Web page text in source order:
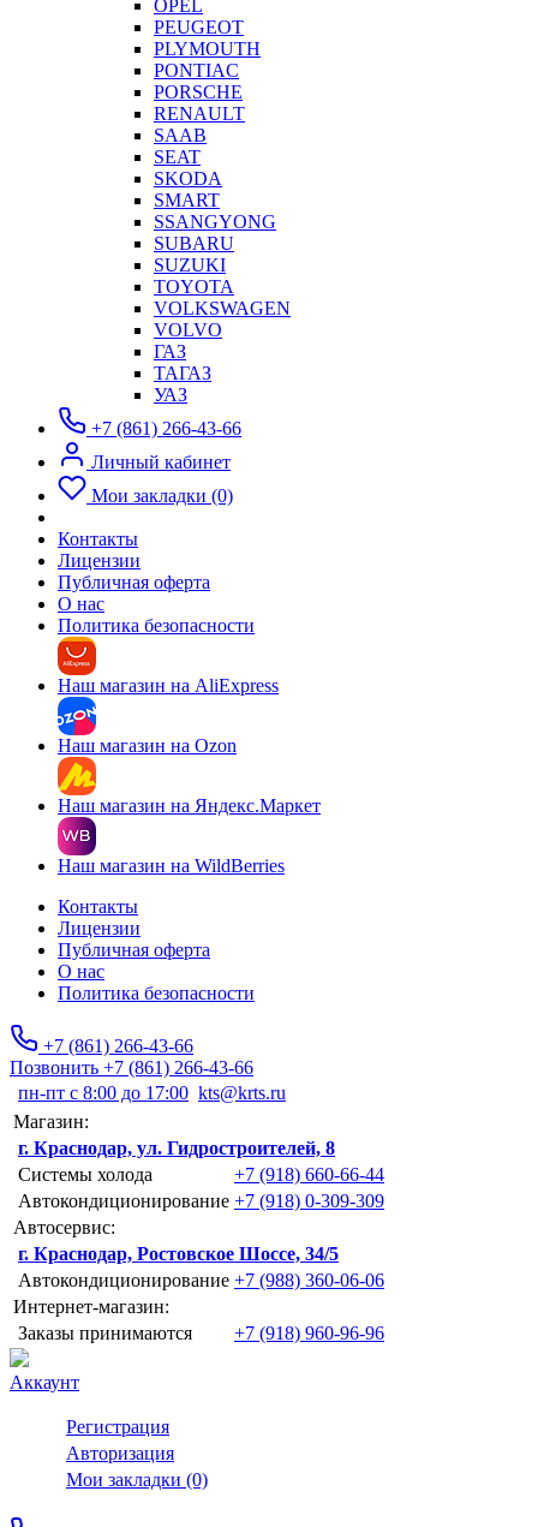
OPEL
PEUGEOT
PLYMOUTH
PONTIAC
PORSCHE
RENAULT
SAAB
SEAT
SKODA
SMART
SSANGYONG
SUBARU
SUZUKI
TOYOTA
VOLKSWAGEN
VOLVO
ГАЗ
ТАГАЗ
УАЗ
+7 (861) 266-43-66
Личный кабинет
Мои закладки (0)
Контакты
Лицензии
Публичная оферта
О нас
Политика безопасности
Наш магазин на AliExpress
Наш магазин на Ozon
Наш магазин на Яндекс.Маркет
Наш магазин на WildBerries
Контакты
Лицензии
Публичная оферта
О нас
Политика безопасности
+7 (861) 266-43-66
Позвонить +7 (861) 266-43-66
пн-пт с 8:00 до 17:00 kts@krts.ru
Магазин:
г. Краснодар, ул. Гидростроителей, 8
Системы холода
+7 (918) 660-66-44
Автокондиционирование +7 (918) 0-309-309
Автосервис:
г. Краснодар, Ростовское Шоссе, 34/5
Автокондиционирование +7 (988) 360-06-06
Интернет-магазин:
Заказы принимаются
+7 (918) 960-96-96
Аккаунт
Регистрация
Авторизация
Мои закладки (0)